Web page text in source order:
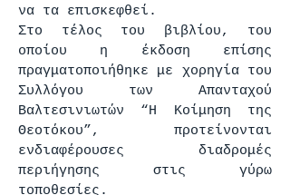
να τα επισκεφθεί.
Στο τέλος του βιβλίου, του
οποίου η έκδοση επίσης
πραγματοποιήθηκε με χορηγία του
Συλλόγου των Απανταχού
Βαλτεσινιωτών “Η Κοίμηση της
Θεοτόκου”, προτείνονται
ενδιαφέρουσες διαδρομές
περιήγησης στις γύρω
τοποθεσίες.